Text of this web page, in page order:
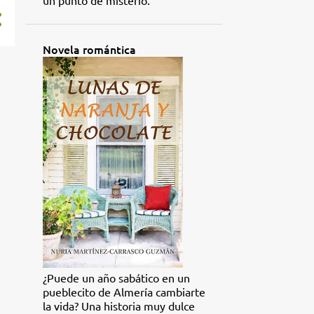
Novela romántica
¿Puede un año sabático en un
pueblecito de Almería cambiarte
la vida? Una historia muy dulce